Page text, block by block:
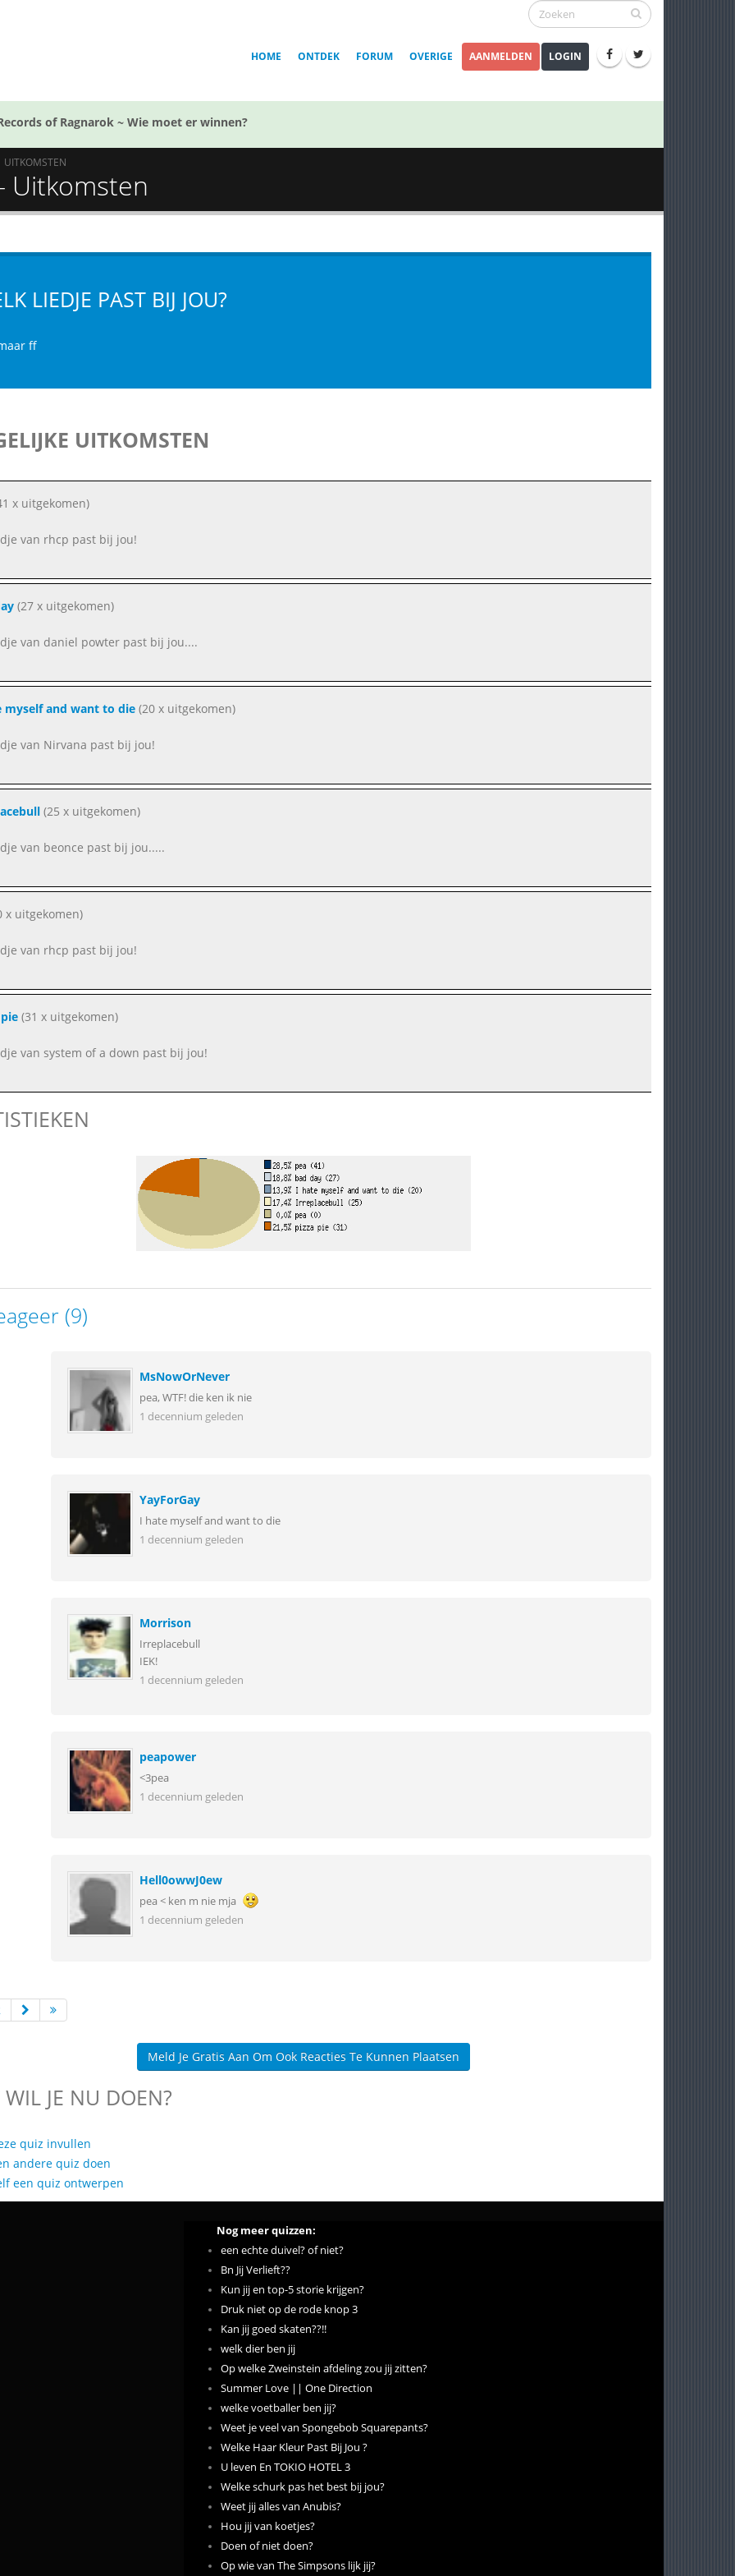
HOME ONTDEK FORUM OVERIGE AANMELDEN LOGIN
of Ragnarok ~ Wie moet er winnen?
UITKOMSTEN
Uitkomsten
LIEDJE PAST BIJ JOU?
ff
UITKOMSTEN
x uitgekomen)
van rhcp past bij jou!
(27 x uitgekomen)
van daniel powter past bij jou....
myself and want to die(20 x uitgekomen)
van Nirvana past bij jou!
(25 x uitgekomen)
van beonce past bij jou.....
x uitgekomen)
van rhcp past bij jou!
(31 x uitgekomen)
van system of a down past bij jou!
(9)
MsNowOrNever
pea, WTF! die ken ik nie
1 decennium geleden
YayForGay
I hate myself and want to die
1 decennium geleden
Morrison
Irreplacebull
IEK!
1 decennium geleden
peapower
<3pea
1 decennium geleden
Hell0owwJ0ew
pea < ken m nie mja
1 decennium geleden
Meld Je Gratis Aan Om Ook Reacties Te Kunnen Plaatsen
JE NU DOEN?
quiz invullen
andere quiz doen
een quiz ontwerpen
Nog meer quizzen:
een echte duivel? of niet?
Bn Jij Verlieft??
Kun jij en top-5 storie krijgen?
Druk niet op de rode knop 3
Kan jij goed skaten??!!
welk dier ben jij
Op welke Zweinstein afdeling zou jij zitten?
Summer Love || One Direction
welke voetballer ben jij?
Weet je veel van Spongebob Squarepants?
Welke Haar Kleur Past Bij Jou ?
U leven En TOKIO HOTEL 3
Welke schurk pas het best bij jou?
Weet jij alles van Anubis?
Hou jij van koetjes?
Doen of niet doen?
Op wie van The Simpsons lijk jij?